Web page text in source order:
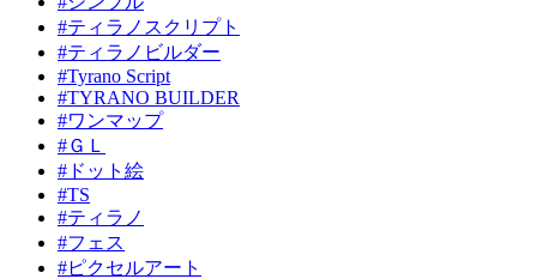
#ティラノスクリプト
#ティラノビルダー
#Tyrano Script
#TYRANO BUILDER
#ワンマップ
#ＧＬ
#ドット絵
#TS
#ティラノ
#フェス
#ピクセルアート